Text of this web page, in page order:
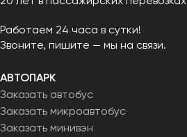
Работаем 24 часа в сутки!
Звоните, пишите — мы на связи.
АВТОПАРК
Заказать автобус
Заказать микроавтобус
Заказать минивэн